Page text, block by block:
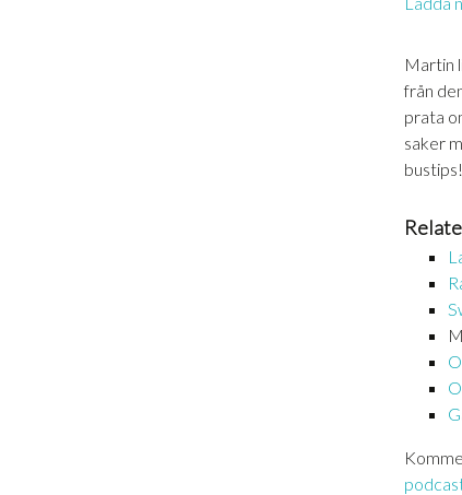
Martin
från
prata
saker
bustips!